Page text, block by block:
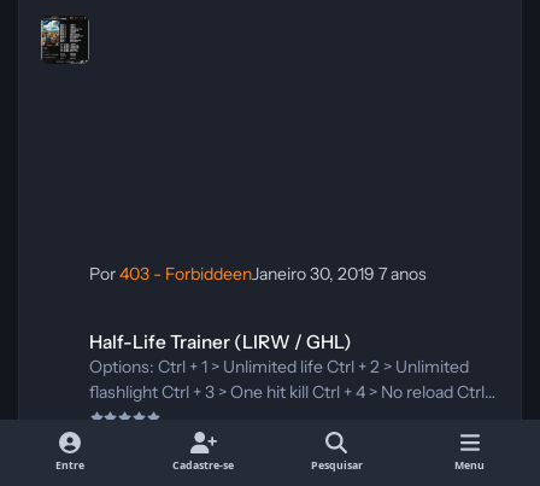
Por403 - ForbiddeenJaneiro 30, 20197 anos
Half-Life Trainer (LIRW / GHL)
Options: Ctrl + 1 > Unlimited life Ctrl + 2 > Unlimited
flashlight Ctrl + 3 > One hit kill Ctrl + 4 > No reload Ctrl +
5 > Unlimited ammo Ctrl + 6 > No recoil Ctrl + 7 > Super
64 Downloads
Entre Cadastre-se Pesquisar Menu